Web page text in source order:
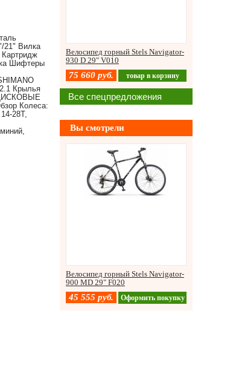
21" Вилка
Картридж
Шифтеры
Крылья
Колеса:
28Т,
Велосипед горный Stels Navigator-
930 D 29" V010
75 660 руб. товар в корзину
Все спецпредложения
Вы смотрели
Велосипед горный Stels Navigator-
900 MD 29" F020
45 555 руб. Оформить покупку